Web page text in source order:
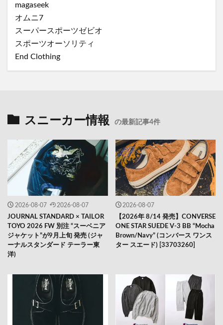
magaseek
オムニ7
スーパースポーツゼビオ
スポーツオーソリティ
End Clothing
スニーカー情報 の最新記事4件
2026-08-07 2026-08-07
JOURNAL STANDARD × TAILOR
TOYO 2026 FW 別注 “スーベニア
ジャケット”が9月上旬 発売 (ジャ
ーナルスタンダード テーラー東
洋)
2026-08-07
【2026年 8/14 発売】CONVERSE
ONE STAR SUEDE V-3 BB “Mocha
Brown/Navy” (コンバース ワンス
ター スエード) [33703260]